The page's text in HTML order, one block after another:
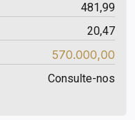
481,99
20,47
570.000,00
Consulte-nos